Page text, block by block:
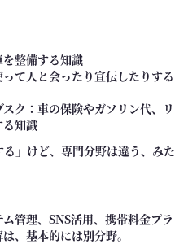
整備する知識
て人と会ったり宣伝したりする
ク：車の保険やガソリン代、リ
る知識
」けど、専門分野は違う、みた
管理、SNS活用、携帯料金プラ
、基本的には別分野。